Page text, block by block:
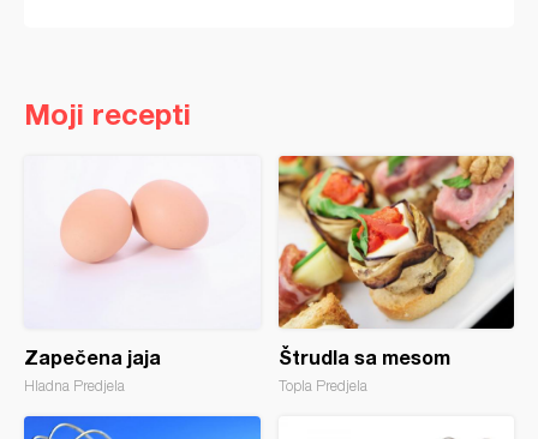
Moji recepti
Zapečena jaja
Hladna Predjela
Štrudla sa mesom
Topla Predjela